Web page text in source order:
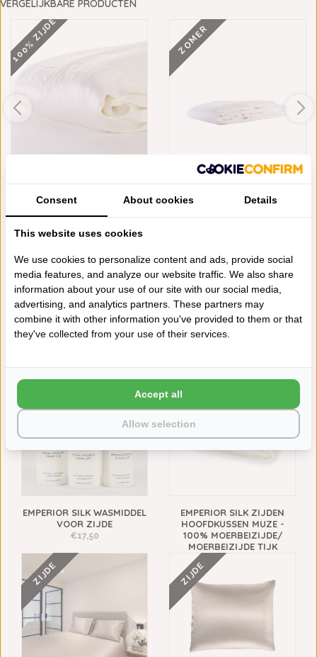
VERGELIJKBARE PRODUCTEN
100% ZIJDE
MOERBEIZIJDE DEKBE...
€383,00
ZOMER
EMPERIOR SILK MOERBEIZIJDE
DEKBED BEL...
€205,00
Neem contact op over dit product
Aan verlanglijst toevoegen
Toevoegen aan vergelijking
Afdrukken
VOOR ZIJDE
EMPERIOR SILK WASMIDDEL
VOOR ZIJDE
€17,50
EMPERIOR SILK ZIJDEN
HOOFDKUSSEN MUZE -
100% MOERBEIZIJDE/
MOERBEIZIJDE TIJK
€302,00
ZIJDE ZIJDE
Consent About cookies Details
This website uses cookies
We use cookies to personalize content and ads, provide social
media features, and analyze our website traffic. We also share
information about your use of our site with our social media,
advertising, and analytics partners. These partners may
combine it with other information you've provided to them or that
they've collected from your use of their services.
Allow selection
Accept all